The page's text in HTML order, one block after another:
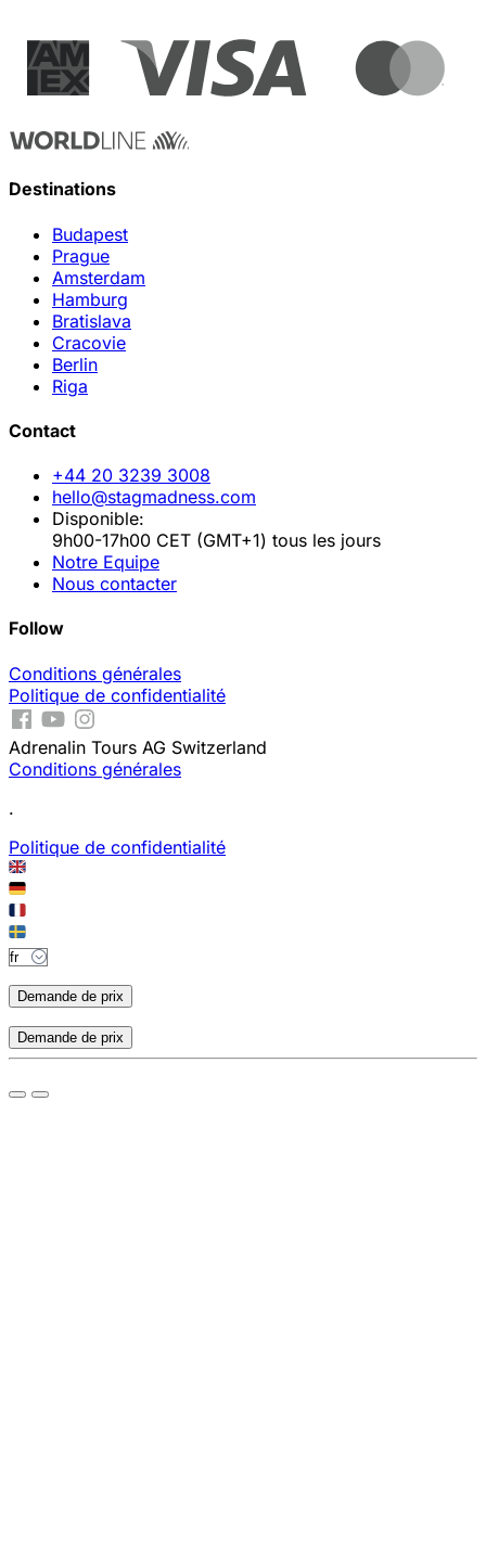
Destinations
Budapest
Prague
Amsterdam
Hamburg
Bratislava
Cracovie
Berlin
Riga
Contact
+44 20 3239 3008
hello@stagmadness.com
Disponible:
9h00-17h00 CET (GMT+1) tous les jours
Notre Equipe
Nous contacter
Follow
Conditions générales
Politique de confidentialité
Adrenalin Tours AG Switzerland
Conditions générales
.
Politique de confidentialité
Demande de prix
Demande de prix